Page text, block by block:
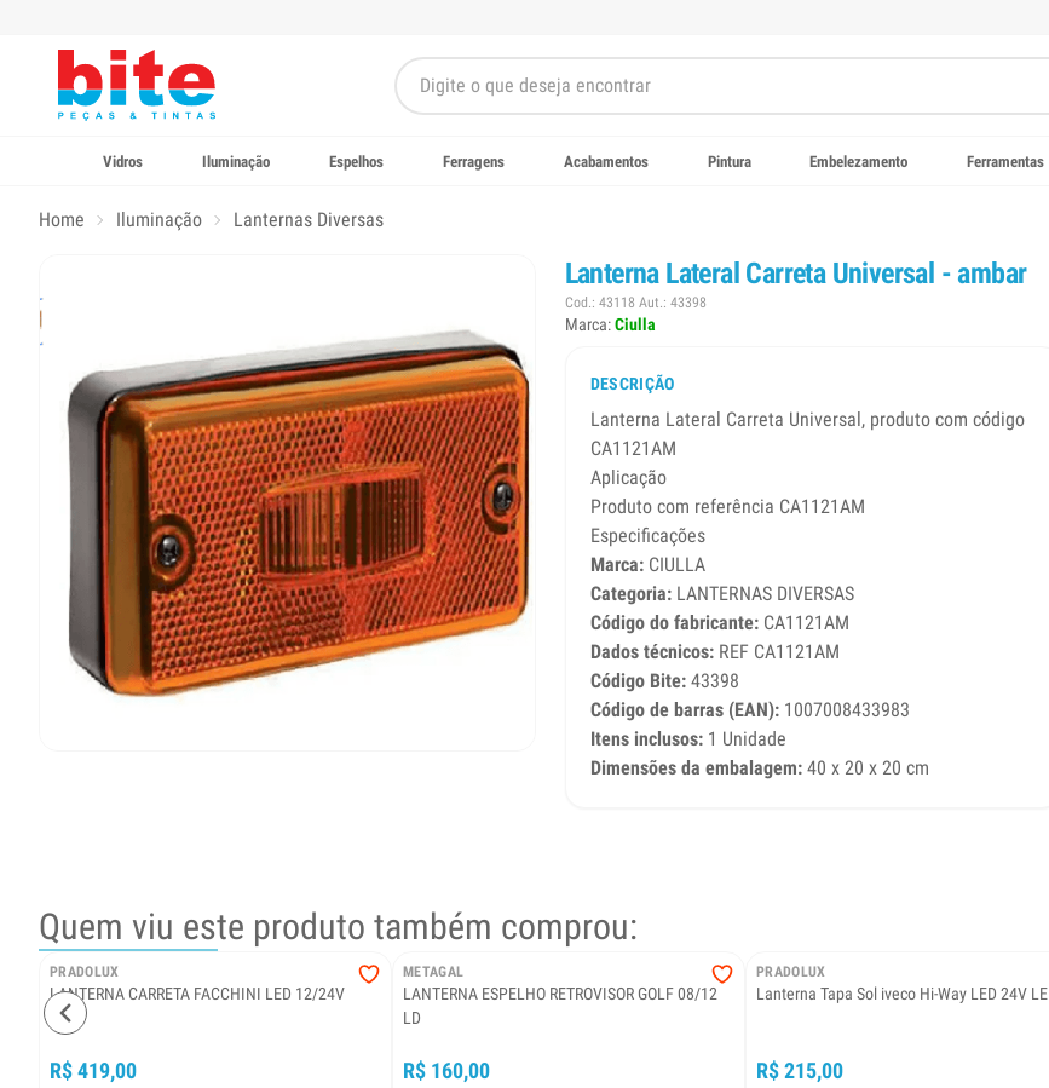
Vidros Iluminação Espelhos Ferragens Acabamentos Pintura Embelezamento Ferramentas
Home Iluminação Lanternas Diversas
Lanterna Lateral Carreta Universal - ambar
Cod.: 43118 Aut.: 43398
Marca:Ciulla
DESCRIÇÃO
Lanterna Lateral Carreta Universal, produto com código
CA1121AM
Aplicação
Produto com referência CA1121AM
Especificações
Marca:CIULLA
Categoria:LANTERNAS DIVERSAS
Código do fabricante:CA1121AM
Dados técnicos:REF CA1121AM
Código Bite:43398
Código de barras (EAN):1007008433983
Itens inclusos:1 Unidade
Dimensões da embalagem:40 x 20 x 20 cm
Quem viu este produto também comprou:
PRADOLUX
LANTERNA CARRETA FACCHINI LED 12/24V
R$ 419,00
METAGAL
LANTERNA ESPELHO RETROVISOR GOLF 08/12
LD
R$ 160,00
PRADOLUX
Lanterna Tapa Sol iveco Hi-Way LED 24V LE
R$ 215,00